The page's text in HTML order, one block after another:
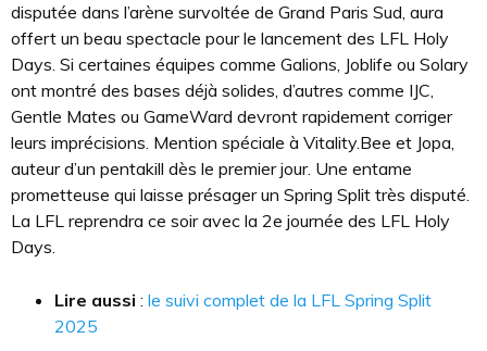
disputée dans l’arène survoltée de Grand Paris Sud, aura
offert un beau spectacle pour le lancement des LFL Holy
Days. Si certaines équipes comme Galions, Joblife ou Solary
ont montré des bases déjà solides, d’autres comme IJC,
Gentle Mates ou GameWard devront rapidement corriger
leurs imprécisions. Mention spéciale à Vitality.Bee et Jopa,
auteur d’un pentakill dès le premier jour. Une entame
prometteuse qui laisse présager un Spring Split très disputé.
La LFL reprendra ce soir avec la 2e journée des LFL Holy
Days.
Lire aussi : le suivi complet de la LFL Spring Split
2025